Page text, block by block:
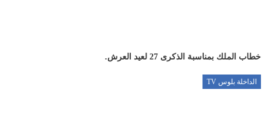
خطاب الملك بمناسبة الذكرى 27 لعيد العرش.
الداخلة بلوس TV